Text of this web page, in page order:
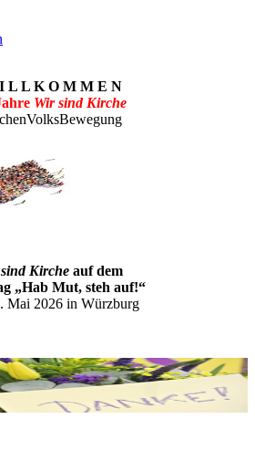
L L K O M M E N
Wir sind Kirche
Kirche auf dem
g „Hab Mut, steh auf!“
Mai 2026 in Würzburg